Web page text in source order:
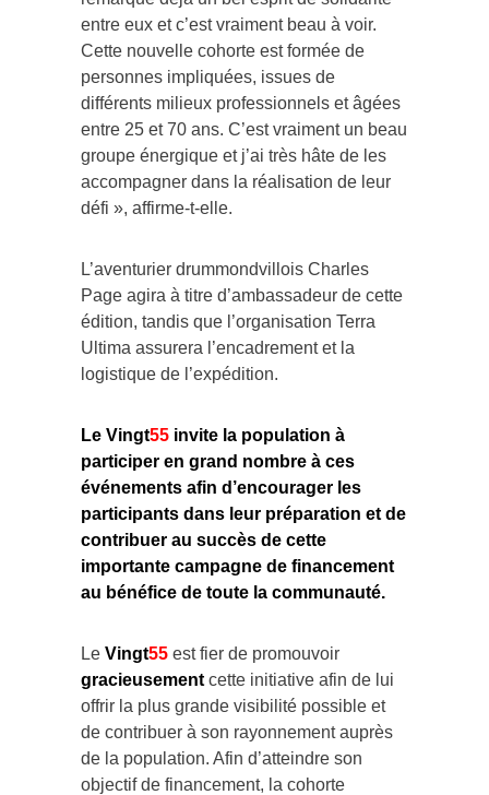
entre eux et c’est vraiment beau à voir.
Cette nouvelle cohorte est formée de
personnes impliquées, issues de
différents milieux professionnels et âgées
entre 25 et 70 ans. C’est vraiment un beau
groupe énergique et j’ai très hâte de les
accompagner dans la réalisation de leur
défi », affirme-t-elle.
L’aventurier drummondvillois Charles
Page agira à titre d’ambassadeur de cette
édition, tandis que l’organisation Terra
Ultima assurera l’encadrement et la
logistique de l’expédition.
Le Vingt55 invite la population à
participer en grand nombre à ces
événements afin d’encourager les
participants dans leur préparation et de
contribuer au succès de cette
importante campagne de financement
au bénéfice de toute la communauté.
Le Vingt55 est fier de promouvoir
gracieusement cette initiative afin de lui
offrir la plus grande visibilité possible et
de contribuer à son rayonnement auprès
de la population. Afin d’atteindre son
objectif de financement, la cohorte